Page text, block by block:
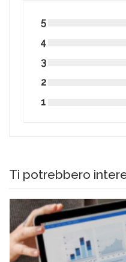
5
4
3
2
1
Ti potrebbero